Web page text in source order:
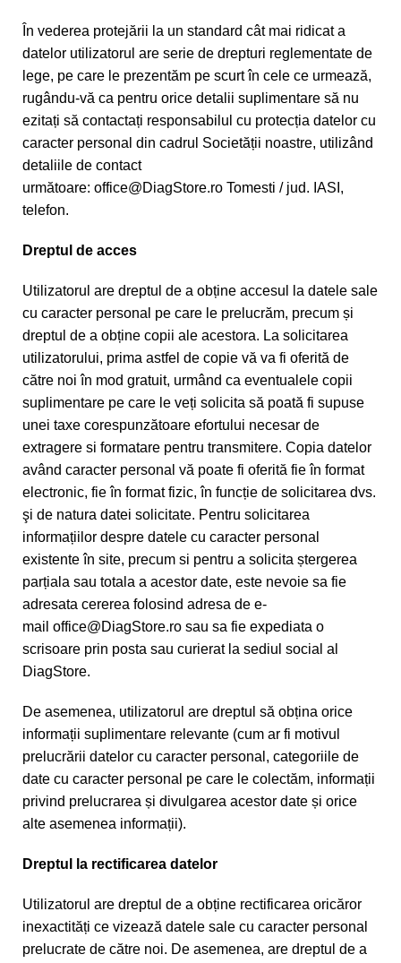
În vederea protejării la un standard cât mai ridicat a
datelor utilizatorul are serie de drepturi reglementate de
lege, pe care le prezentăm pe scurt în cele ce urmează,
rugându-vă ca pentru orice detalii suplimentare să nu
ezitați să contactați responsabilul cu protecția datelor cu
caracter personal din cadrul Societății noastre, utilizând
detaliile de contact
următoare: office@DiagStore.ro Tomesti / jud. IASI,
telefon.
Dreptul de acces
Utilizatorul are dreptul de a obține accesul la datele sale
cu caracter personal pe care le prelucrăm, precum și
dreptul de a obține copii ale acestora. La solicitarea
utilizatorului, prima astfel de copie vă va fi oferită de
către noi în mod gratuit, urmând ca eventualele copii
suplimentare pe care le veți solicita să poată fi supuse
unei taxe corespunzătoare efortului necesar de
extragere si formatare pentru transmitere. Copia datelor
având caracter personal vă poate fi oferită fie în format
electronic, fie în format fizic, în funcție de solicitarea dvs.
şi de natura datei solicitate. Pentru solicitarea
informațiilor despre datele cu caracter personal
existente în site, precum si pentru a solicita ștergerea
parțiala sau totala a acestor date, este nevoie sa fie
adresata cererea folosind adresa de e-
mail office@DiagStore.ro sau sa fie expediata o
scrisoare prin posta sau curierat la sediul social al
DiagStore.
De asemenea, utilizatorul are dreptul să obțina orice
informații suplimentare relevante (cum ar fi motivul
prelucrării datelor cu caracter personal, categoriile de
date cu caracter personal pe care le colectăm, informații
privind prelucrarea și divulgarea acestor date și orice
alte asemenea informații).
Dreptul la rectificarea datelor
Utilizatorul are dreptul de a obține rectificarea oricăror
inexactități ce vizează datele sale cu caracter personal
prelucrate de către noi. De asemenea, are dreptul de a